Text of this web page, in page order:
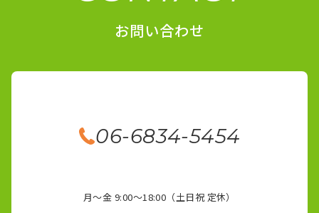
お問い合わせ
06-6834-5454
月～金 9:00～18:00（土日祝 定休）